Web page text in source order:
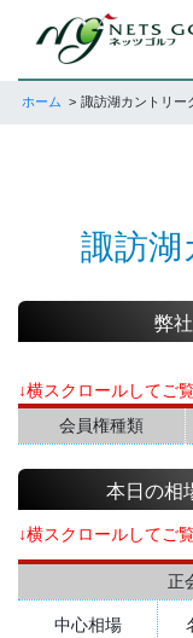
ホーム 諏訪湖カントリー
諏訪
弊
↓横スクロールしてご
会員権種類
本日の相
↓横スクロールしてご
正
中心相場